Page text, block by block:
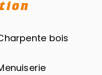
bois